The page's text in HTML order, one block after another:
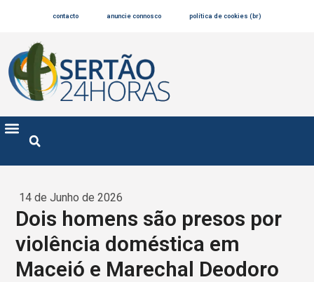
contacto anuncie connosco política de cookies (br)
14 de Junho de 2026
Dois homens são presos por
violência doméstica em
Maceió e Marechal Deodoro